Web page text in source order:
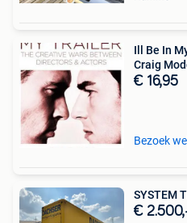
Ill Be In
Craig
€ 16,95
Bezoek
SYSTEM
€